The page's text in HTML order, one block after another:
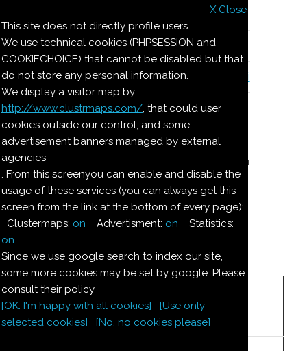
X Close
This site does not directly profile users.
We use technical cookies (PHPSESSION and
COOKIECHOICE) that cannot be disabled but that
do not store any personal information.
We display a visitor map by
http://www.clustrmaps.com/, that could user
cookies outside our control, and some
advertisement banners managed by external
agencies
. From this screenyou can enable and disable the
usage of these services (you can always get this
screen from the link at the bottom of every page):
Clustermaps: on Advertisment: on Statistics:
on
Since we use google search to index our site,
some more cookies may be set by google. Please
consult their policy
[OK. I'm happy with all cookies]
[Use only
selected cookies]
[No, no cookies please]
Le ricette di Pierre
Il quaderno di casa Magnaghi-Zorzoli
Le ricette di Pierre
SORPRESA DI BIGNE'
Ingredienti:
Per 8--10
1
1 l latte